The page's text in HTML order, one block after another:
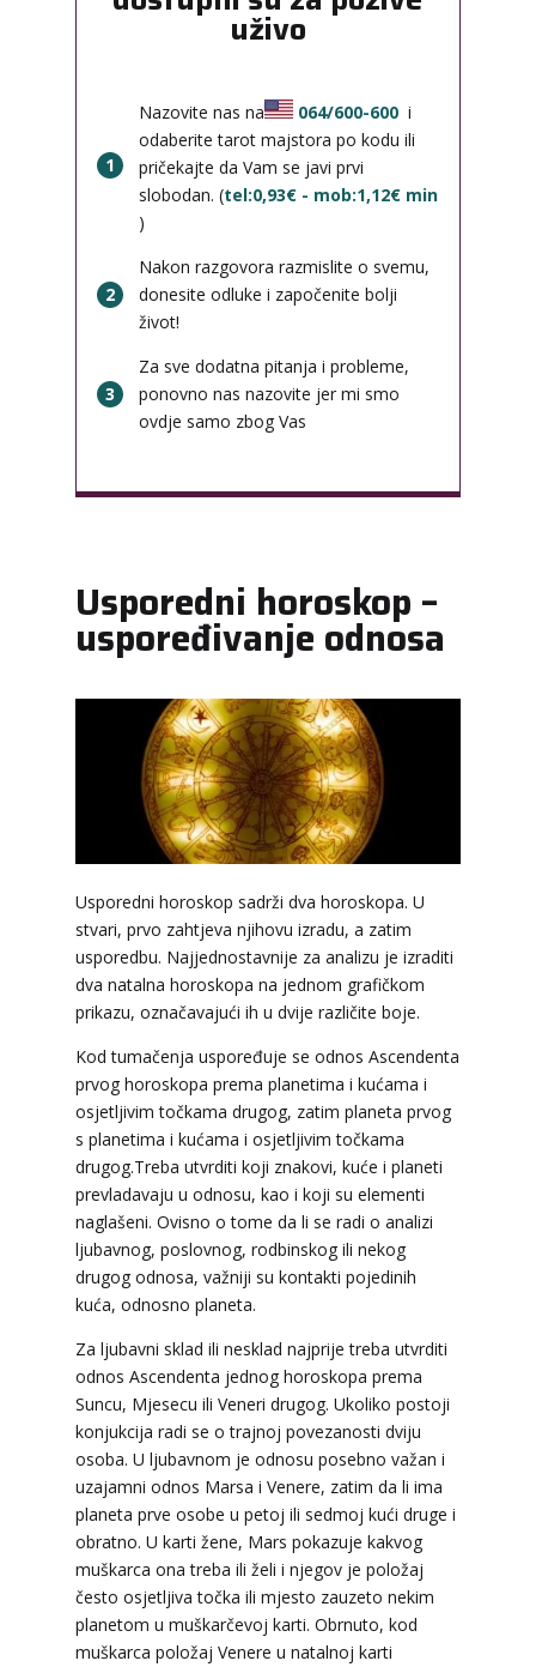
uživo
1
Nazovite nas na 064/600-600 i
odaberite tarot majstora po kodu ili
pričekajte da Vam se javi prvi
slobodan. (tel:0,93€ - mob:1,12€ min
)
2
Nakon razgovora razmislite o svemu,
donesite odluke i započenite bolji
život!
3
Za sve dodatna pitanja i probleme,
ponovno nas nazovite jer mi smo
ovdje samo zbog Vas
Usporedni horoskop –
uspoređivanje odnosa
Usporedni horoskop sadrži dva horoskopa. U
stvari, prvo zahtjeva njihovu izradu, a zatim
usporedbu. Najjednostavnije za analizu je izraditi
dva natalna horoskopa na jednom grafičkom
prikazu, označavajući ih u dvije različite boje.
Kod tumačenja uspoređuje se odnos Ascendenta
prvog horoskopa prema planetima i kućama i
osjetljivim točkama drugog, zatim planeta prvog
s planetima i kućama i osjetljivim točkama
drugog.Treba utvrditi koji znakovi, kuće i planeti
prevladavaju u odnosu, kao i koji su elementi
naglašeni. Ovisno o tome da li se radi o analizi
ljubavnog, poslovnog, rodbinskog ili nekog
drugog odnosa, važniji su kontakti pojedinih
kuća, odnosno planeta.
Za ljubavni sklad ili nesklad najprije treba utvrditi
odnos Ascendenta jednog horoskopa prema
Suncu, Mjesecu ili Veneri drugog. Ukoliko postoji
konjukcija radi se o trajnoj povezanosti dviju
osoba. U ljubavnom je odnosu posebno važan i
uzajamni odnos Marsa i Venere, zatim da li ima
planeta prve osobe u petoj ili sedmoj kući druge i
obratno. U karti žene, Mars pokazuje kakvog
muškarca ona treba ili želi i njegov je položaj
često osjetljiva točka ili mjesto zauzeto nekim
planetom u muškarčevoj karti. Obrnuto, kod
muškarca položaj Venere u natalnoj karti
NIVES / Kod 20
Tarot savjetnik je zauzet
TEHNIKE: astrologija, sudbinske karte, tarot
Broj tel: 064/600-600
tel:0,93€ - mob:1,12€ min